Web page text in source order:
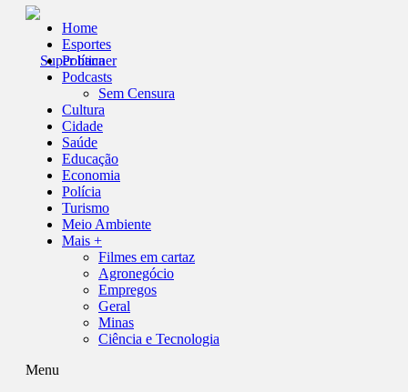
Home
Esportes
Política
Podcasts
Sem Censura
Cultura
Cidade
Saúde
Educação
Economia
Polícia
Turismo
Meio Ambiente
Mais +
Filmes em cartaz
Agronegócio
Empregos
Geral
Minas
Ciência e Tecnologia
Menu